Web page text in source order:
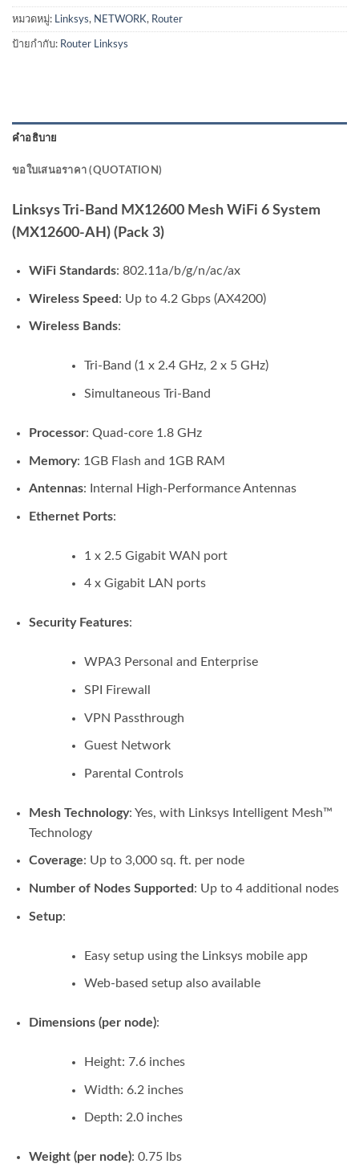
หมวดหมู่: Linksys, NETWORK, Router
ป้ายกำกับ: Router Linksys
คำอธิบาย
ขอใบเสนอราคา (QUOTATION)
Linksys Tri-Band MX12600 Mesh WiFi 6 System
(MX12600-AH) (Pack 3)
WiFi Standards: 802.11a/b/g/n/ac/ax
Wireless Speed : Up to 4.2 Gbps (AX4200)
Wireless Bands:
Tri-Band (1 x 2.4 GHz, 2 x 5 GHz)
Simultaneous Tri-Band
Processor: Quad-core 1.8 GHz
Memory: 1GB Flash and 1GB RAM
Antennas: Internal High-Performance Antennas
Ethernet Ports:
1 x 2.5 Gigabit WAN port
4 x Gigabit LAN ports
Security Features:
WPA3 Personal and Enterprise
SPI Firewall
VPN Passthrough
Guest Network
Parental Controls
Mesh Technology: Yes, with Linksys Intelligent Mesh™
Technology
Coverage: Up to 3,000 sq. ft. per node
Number of Nodes Supported : Up to 4 additional nodes
Setup:
Easy setup using the Linksys mobile app
Web-based setup also available
Dimensions (per node):
Height: 7.6 inches
Width: 6.2 inches
Depth: 2.0 inches
Weight (per node): 0.75 lbs